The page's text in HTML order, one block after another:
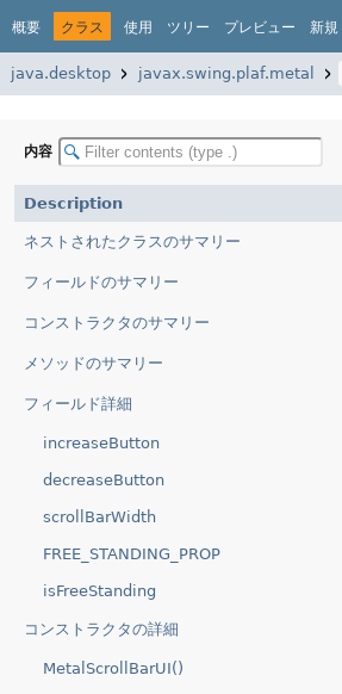
概要 クラス 使用 ツリー プレビュー 新規
java.desktop javax.swing.plaf.metal
内容
Description
ネストされたクラスのサマリー
フィールドのサマリー
コンストラクタのサマリー
メソッドのサマリー
フィールド詳細
increaseButton
decreaseButton
scrollBarWidth
FREE_STANDING_PROP
isFreeStanding
コンストラクタの詳細
MetalScrollBarUI()